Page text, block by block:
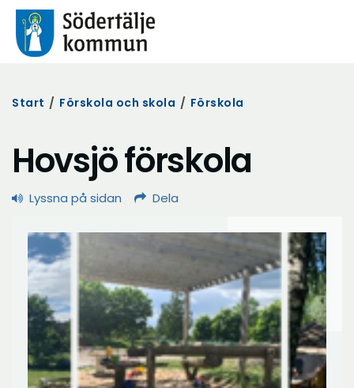
Start / Förskola och skola / Förskola
Hovsjö förskola
Lyssna på sidan Dela